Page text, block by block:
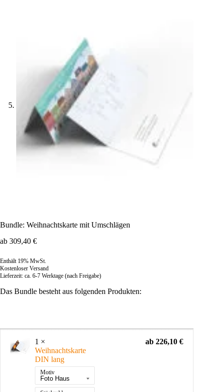
Bundle: Weihnachtskarte mit Umschlägen
ab 309,40 €
Enthält 19% MwSt.
Kostenloser Versand
Lieferzeit: ca. 6-7 Werktage (nach Freigabe)
Das Bundle besteht aus folgenden Produkten:
1 ×
Weihnachtskarte
DIN lang
Motiv
ab226,10€